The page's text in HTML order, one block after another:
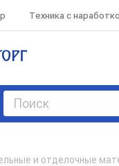
Техника с
и отделочные